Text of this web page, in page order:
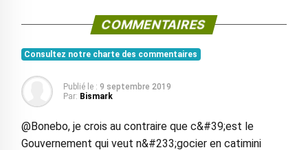
COMMENTAIRES
Consultez notre charte des commentaires
Publié le : 9 septembre 2019
Par: Bismark
@Bonebo, je crois au contraire que c&#39;est le
Gouvernement qui veut n&#233;gocier en catimini